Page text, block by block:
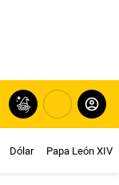
Dólar Papa León XIV